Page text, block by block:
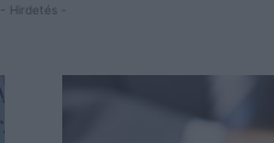
- Hirdetés -